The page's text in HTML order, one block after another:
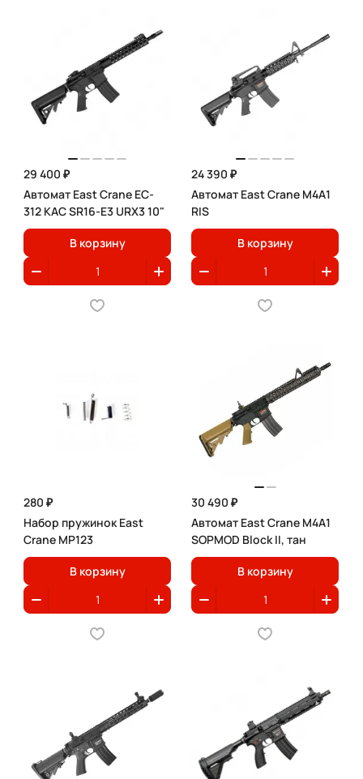
29 400 ₽
Автомат East Crane EC-
312 KAC SR16-E3 URX3 10"
В корзину
24 390 ₽
Автомат East Crane M4A1
RIS
В корзину
280 ₽
Набор пружинок East
Crane MP123
В корзину
30 490 ₽
Автомат East Crane M4A1
SOPMOD Block II, тан
В корзину